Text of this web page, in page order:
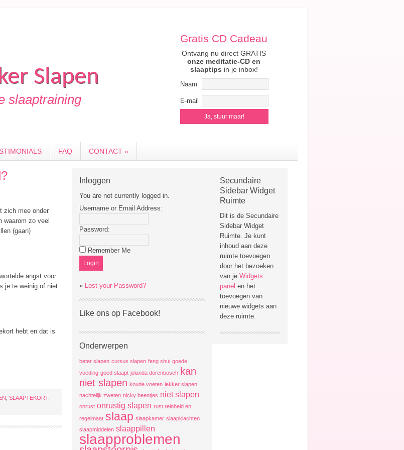
Slapen
slaaptraining
Gratis CD Cadeau
Ontvang nu direct GRATIS
onze meditatie-CD en
slaaptips in je inbox!
Naam
E-mail
FAQ CONTACT »
zich mee onder
waarom zo veel
(gaan)
angst voor
je te weinig of niet
hebt en dat is
SLAAPTEKORT,
Inloggen
You are not currently logged in.
Username or Email Address:
Password:
Remember Me
» Lost your Password?
Like ons op Facebook!
Onderwerpen
beter slapen cursus slapen feng shui goede
voeding goed slaapt jolanda dorenbosch kan
niet slapen koude voeten lekker slapen
nachtelijk zweten nicky beentjes niet slapen
onrust onrustig slapen rust reinheid en
regelmaat slaap slaapkamer slaapklachten
slaapmiddelen slaappillen
slaapproblemen
Secundaire
Sidebar Widget
Ruimte
Dit is de Secundaire
Sidebar Widget
Ruimte. Je kunt
inhoud aan deze
ruimte toevoegen
door het bezoeken
van je Widgets
panel en het
toevoegen van
nieuwe widgets aan
deze ruimte.